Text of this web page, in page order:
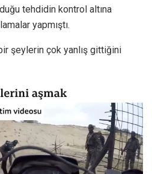
tehdidin kontrol altına
yapmıştı.
şeylerin çok yanlış gittiğini